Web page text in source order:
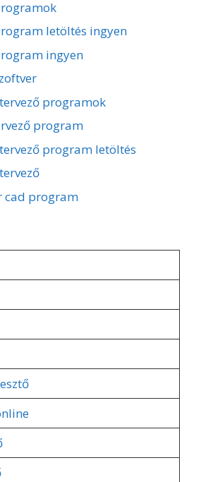
letöltés ingyen
ingyen
programok
program
program letöltés
cad program